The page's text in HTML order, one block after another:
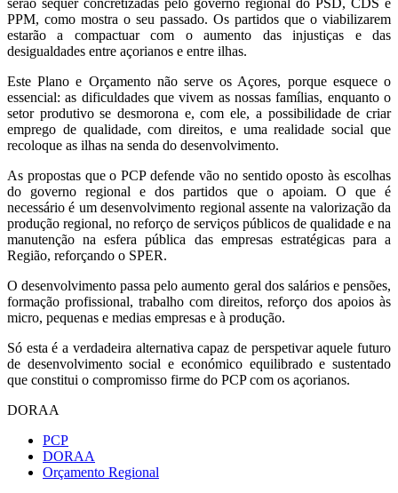
serão sequer concretizadas pelo governo regional do PSD, CDS e
PPM, como mostra o seu passado. Os partidos que o viabilizarem
estarão a compactuar com o aumento das injustiças e das
desigualdades entre açorianos e entre ilhas.
Este Plano e Orçamento não serve os Açores, porque esquece o
essencial: as dificuldades que vivem as nossas famílias, enquanto o
setor produtivo se desmorona e, com ele, a possibilidade de criar
emprego de qualidade, com direitos, e uma realidade social que
recoloque as ilhas na senda do desenvolvimento.
As propostas que o PCP defende vão no sentido oposto às escolhas
do governo regional e dos partidos que o apoiam. O que é
necessário é um desenvolvimento regional assente na valorização da
produção regional, no reforço de serviços públicos de qualidade e na
manutenção na esfera pública das empresas estratégicas para a
Região, reforçando o SPER.
O desenvolvimento passa pelo aumento geral dos salários e pensões,
formação profissional, trabalho com direitos, reforço dos apoios às
micro, pequenas e medias empresas e à produção.
Só esta é a verdadeira alternativa capaz de perspetivar aquele futuro
de desenvolvimento social e económico equilibrado e sustentado
que constitui o compromisso firme do PCP com os açorianos.
DORAA
PCP
DORAA
Orçamento Regional